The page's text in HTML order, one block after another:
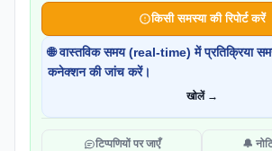
किसी समस्या की रिपोर्ट करें
🌐 वास्तविक समय (real-time) में प्रतिक्रिया
कनेक्शन की जांच करें।
खोलें →
टिप्पणियों पर जाएँ 🔔